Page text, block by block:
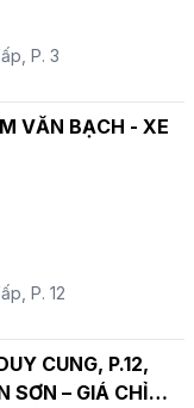
P. 3
VĂN BẠCH - XE
P. 12
CUNG, P.12,
SƠN – GIÁ CHỈ